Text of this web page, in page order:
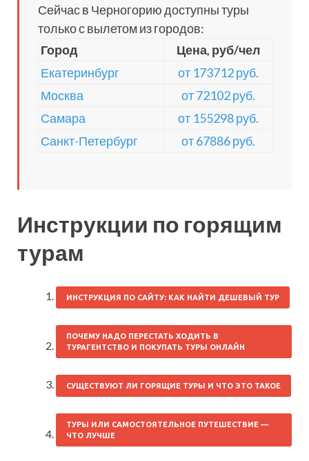
Сейчас в Черногорию доступны туры
только с вылетом из городов:
Город
Цена, руб/чел
Екатеринбург
от 173712 руб.
Москва
от 72102 руб.
Самара
от 155298 руб.
Санкт-Петербург
от 67886 руб.
Инструкции по горящим
турам
ИНСТРУКЦИЯ ПО САЙТУ: КАК НАЙТИ ДЕШЕВЫЙ ТУР
ПОЧЕМУ НАДО ПЕРЕСТАТЬ ХОДИТЬ В
ТУРАГЕНТСТВО И ПОКУПАТЬ ТУРЫ ОНЛАЙН
СУЩЕСТВУЮТ ЛИ ГОРЯЩИЕ ТУРЫ И ЧТО ЭТО ТАКОЕ
ТУРЫ ИЛИ САМОСТОЯТЕЛЬНОЕ ПУТЕШЕСТВИЕ —
ЧТО ЛУЧШЕ